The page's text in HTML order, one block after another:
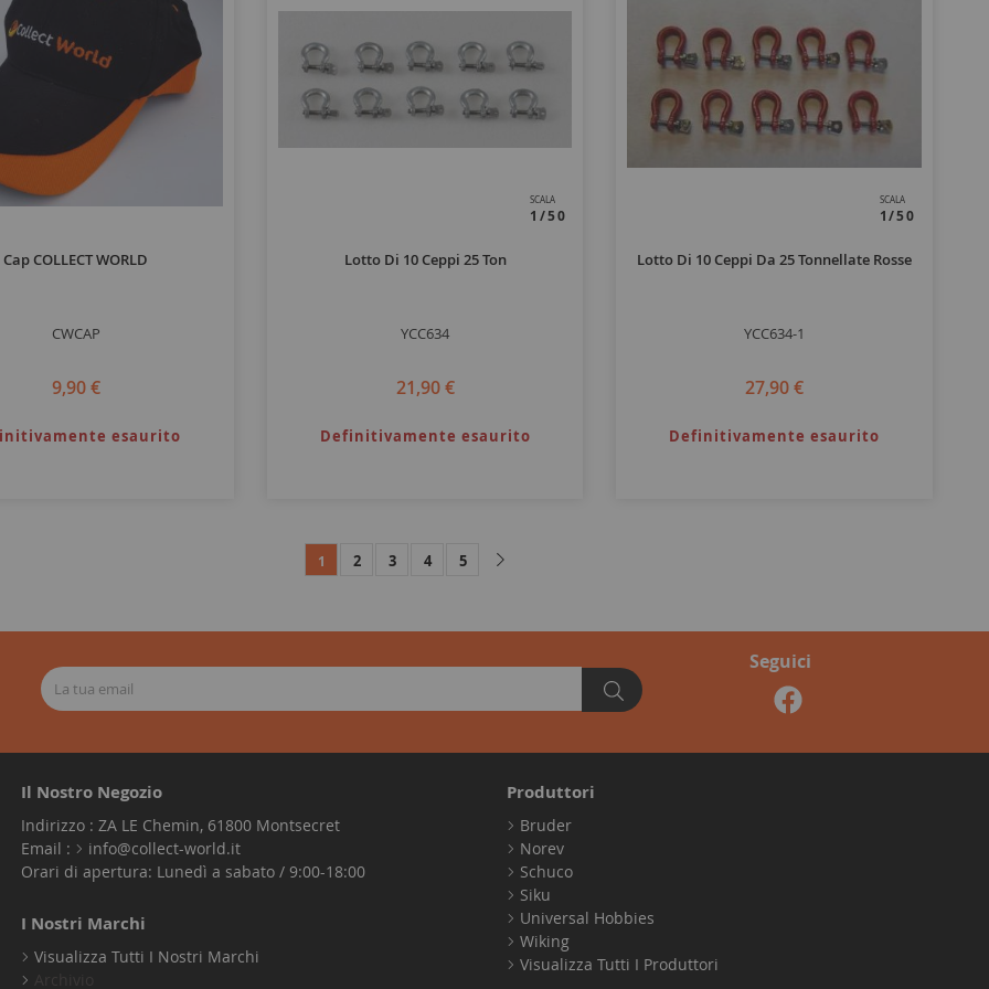
Cap COLLECT WORLD
CWCAP
9,90 €
esaurito
SCALA
1/50
Lotto Di 10 Ceppi 25 Ton
YCC634
21,90 €
Definitivamente esaurito
SCALA
1/50
Lotto Di 10 Ceppi Da 25 Tonnellate Rosse
YCC634-1
27,90 €
Definitivamente esaurito
1 2 3 4 5
Seguici
Il Nostro Negozio
Indirizzo : ZA LE Chemin, 61800 Montsecret
Email :
info@collect-world.it
Orari di apertura: Lunedì a sabato / 9:00-18:00
I Nostri Marchi
Visualizza Tutti I Nostri Marchi
Produttori
Bruder
Norev
Schuco
Siku
Universal Hobbies
Wiking
Visualizza Tutti I Produttori